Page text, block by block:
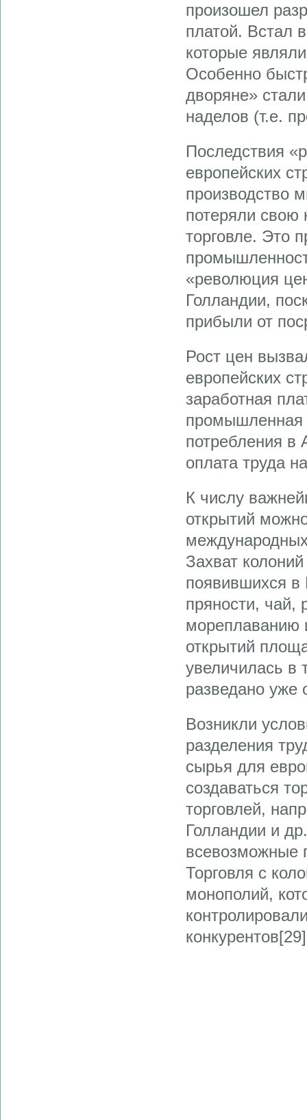
произошел
платой. Встал
которые
Особенно
дворяне»
наделов (т.е.
Последствия
европейских
производство
потеряли свою
торговле. Это
«революция
Голландии,
прибыли от
Рост цен
европейских
заработная
промышленная
потребления в
оплата труда
К числу
открытий
Захват
появившихся в
пряности, чай,
мореплаванию
открытий
увеличилась в
разведано уже
Возникли
разделения
сырья для
создаваться
торговлей,
Голландии и
всевозможные
Торговля с
монополий,